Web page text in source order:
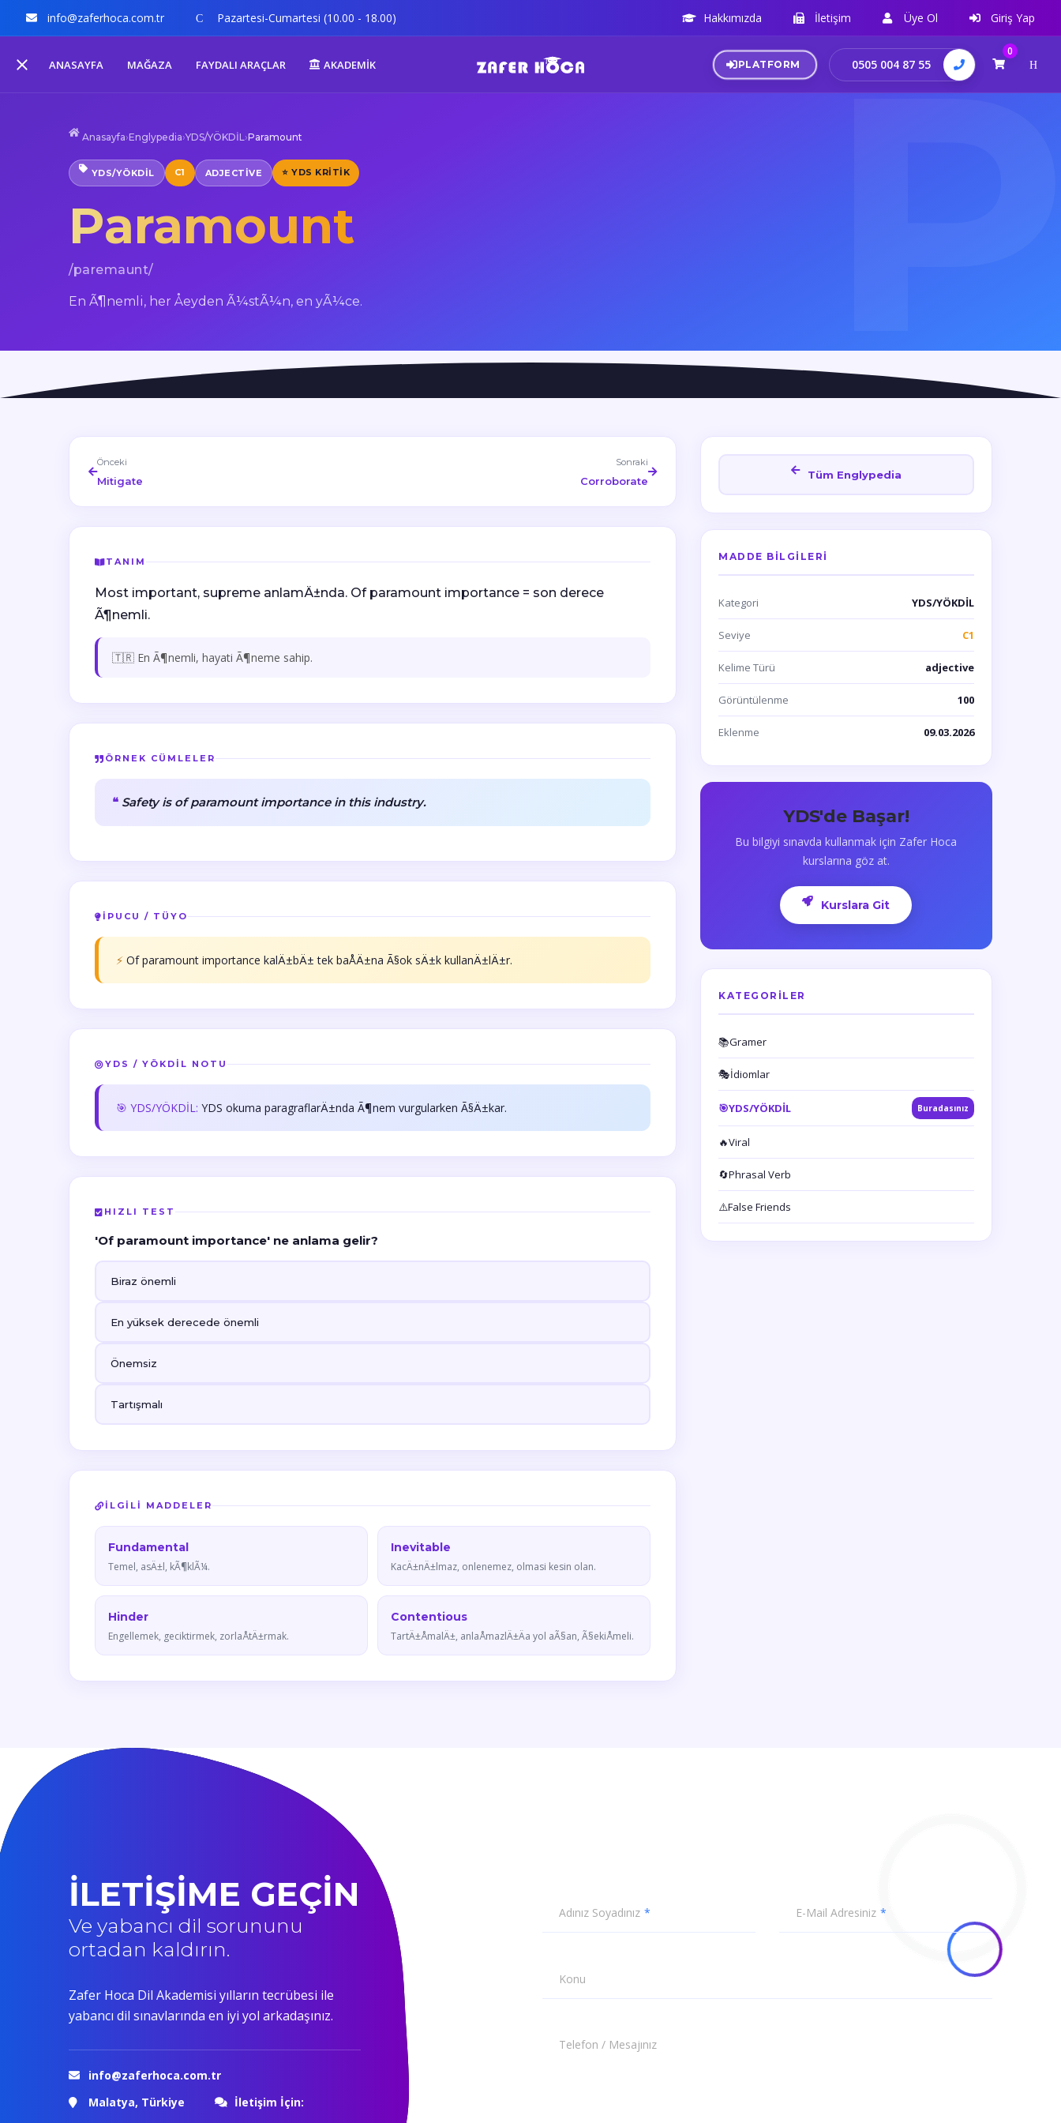
info@zaferhoca.com.tr Pazartesi-Cumartesi (10.00 - 18.00) Hakkımızda İletişim Üye Ol Giriş Yap
ANASAYFA MAĞAZA FAYDALI ARAÇLAR AKADEMİK PLATFORM 0505 004 87 55
0
Anasayfa›Englypedia›YDS/YÖKDİL›Paramount
YDS/YÖKDİL C1 ADJECTIVE ⭐ YDS KRITIK
Paramount
/paremaunt/
En Ã¶nemli, her Åeyden Ã¼stÃ¼n, en yÃ¼ce.
Önceki
Mitigate
Sonraki
Corroborate
TANIM
Most important, supreme anlamÄ±nda. Of paramount importance = son derece
Ã¶nemli.
🇹🇷 En Ã¶nemli, hayati Ã¶neme sahip.
ÖRNEK CÜMLELER
Safety is of paramount importance in this industry.
İPUCU / TÜYO
⚡ Of paramount importance kalÄ±bÄ± tek baÅÄ±na Ã§ok sÄ±k kullanÄ±lÄ±r.
YDS / YÖKDİL NOTU
🎯 YDS/YÖKDİL: YDS okuma paragraflarÄ±nda Ã¶nem vurgularken Ã§Ä±kar.
HIZLI TEST
'Of paramount importance' ne anlama gelir?
Biraz önemli
En yüksek derecede önemli
Önemsiz
Tartışmalı
İLGILI MADDELER
Fundamental
Temel, asÄ±l, kÃ¶klÃ¼.
Inevitable
KacÄ±nÄ±lmaz, onlenemez, olmasi kesin olan.
Hinder
Engellemek, geciktirmek, zorlaÅtÄ±rmak.
Contentious
TartÄ±ÅmalÄ±, anlaÅmazlÄ±Äa yol aÃ§an, Ã§ekiÅmeli.
Tüm Englypedia
MADDE BILGILERI
Kategori YDS/YÖKDİL
Seviye C1
Kelime Türü adjective
Görüntülenme 100
Eklenme 09.03.2026
YDS'de Başar!
Bu bilgiyi sınavda kullanmak için Zafer Hoca
kurslarına göz at.
Kurslara Git
KATEGORILER
📚Gramer
🎭İdiomlar
🎯YDS/YÖKDİL Buradasınız
🔥Viral
🔄Phrasal Verb
⚠️False Friends
İLETİŞİME GEÇİN
Ve yabancı dil sorununu
ortadan kaldırın.
Zafer Hoca Dil Akademisi yılların tecrübesi ile
yabancı dil sınavlarında en iyi yol arkadaşınız.
info@zaferhoca.com.tr
Malatya, Türkiye
İletişim İçin:
Adınız Soyadınız E-Mail Adresiniz
Konu
Telefon / Mesajınız